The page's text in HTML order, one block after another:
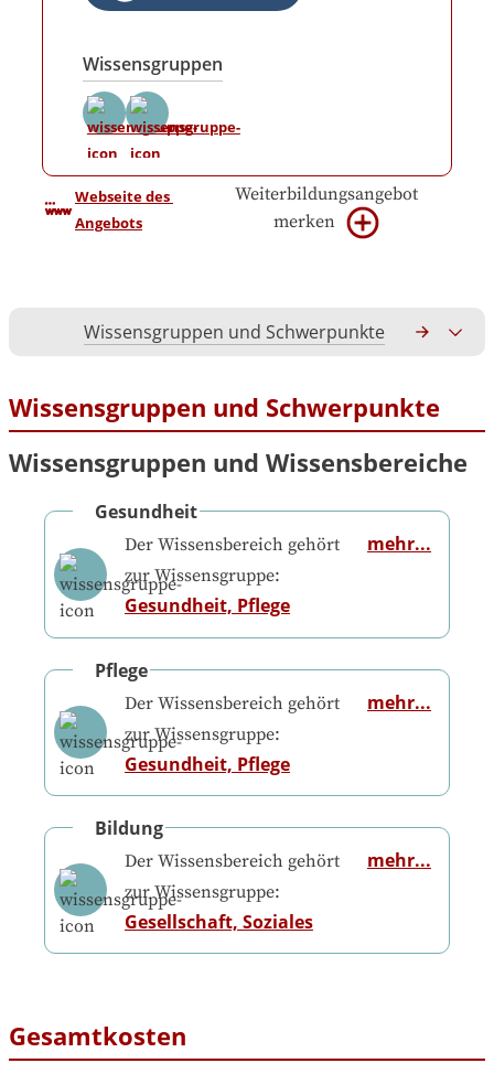
Wissensgruppen
Webseite des
Angebots
Weiterbildungsangebot
merken
Wissensgruppen und Schwerpunkte
Wissensgruppen und Schwerpunkte
Wissensgruppen und Wissensbereiche
Gesundheit
Der Wissensbereich gehört
zur Wissensgruppe:
Gesundheit, Pflege
mehr...
Pflege
Der Wissensbereich gehört
zur Wissensgruppe:
Gesundheit, Pflege
mehr...
Bildung
Der Wissensbereich gehört
zur Wissensgruppe:
Gesellschaft, Soziales
mehr...
Gesamtkosten